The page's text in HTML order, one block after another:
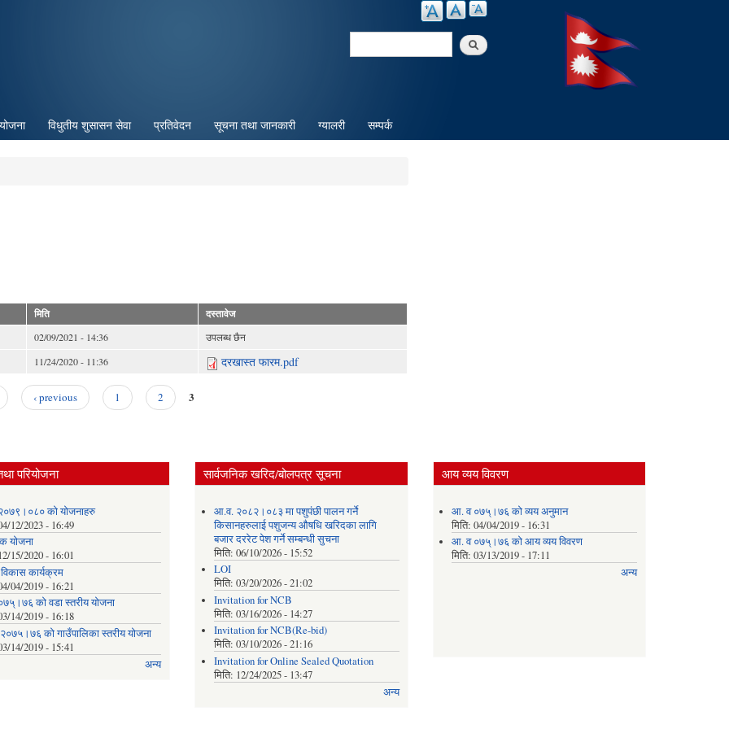
Search
विधुतीय शुसासन सेवा प्रतिवेदन सूचना तथा जानकारी ग्यालरी सम्पर्क
मिति दस्तावेज
02/09/2021 - 14:36
उपलब्ध छैन
11/24/2020 - 11:36
दरखास्त फारम.pdf
‹ previous 1 2 3
परियोजना
को योजनाहरु
12/2023 - 16:49
योजना
15/2020 - 16:01
विकास कार्यक्रम
04/2019 - 16:21
को वडा स्तरीय योजना
14/2019 - 16:18
को गाउँपालिका स्तरीय योजना
14/2019 - 15:41
अन्य
सार्वजनिक खरिद/बोलपत्र सूचना
आ.व. २०८२।०८३ मा पशुपंछी पालन गर्ने
किसानहरुलाई पशुजन्य औषधि खरिदका लागि
बजार दररेट पेश गर्ने सम्बन्धी सुचना
मिति: 06/10/2026 - 15:52
LOI
मिति: 03/20/2026 - 21:02
Invitation for NCB
मिति: 03/16/2026 - 14:27
Invitation for NCB(Re-bid)
मिति: 03/10/2026 - 21:16
Invitation for Online Sealed Quotation
मिति: 12/24/2025 - 13:47
अन्य
आय व्यय विवरण
आ. व ०७५्।७६ को व्यय अनुमान
मिति:04/04/2019 - 16:31
आ. व ०७५्।७६ को आय व्यय विवरण
मिति:03/13/2019 - 17:11
अन्य